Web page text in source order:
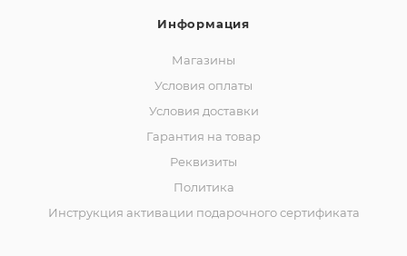
Информация
Магазины
Условия оплаты
Условия доставки
Гарантия на товар
Реквизиты
Политика
Инструкция активации подарочного сертификата